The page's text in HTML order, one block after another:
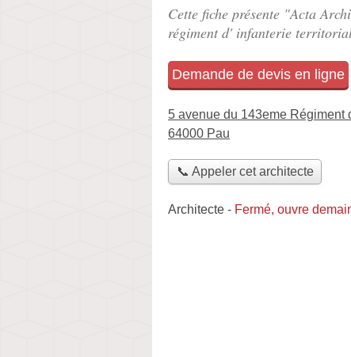
Cette fiche présente "Acta
régiment d' infanterie
Demande de devis en ligne
5 avenue du 143eme Régiment
64000 Pau
📞 Appeler cet architecte
Architecte - Fermé, ouvre